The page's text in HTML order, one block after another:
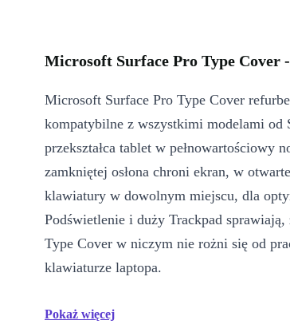
Microsoft Surface Pro Type Cover
Microsoft Surface Pro Type Cover
kompatybilne z wszystkimi modelami od
przekształca tablet w pełnowartościowy
zamkniętej osłona chroni ekran, w
klawiatury w dowolnym miejscu, dla
Podświetlenie i duży Trackpad sprawiają,
Type Cover w niczym nie rożni się od
klawiaturze laptopa.
Pokaż więcej